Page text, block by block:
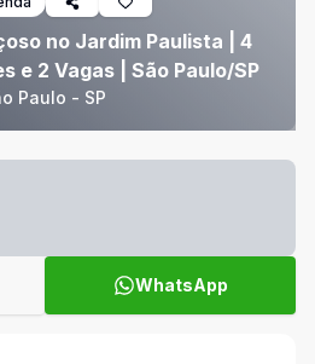
no Jardim Paulista | 4
e 2 Vagas | São Paulo/SP
Paulo - SP
WhatsApp